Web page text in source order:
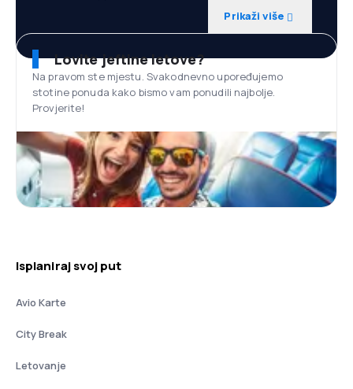
Prikaži više
Lovite jeftine letove?
Na pravom ste mjestu. Svakodnevno upoređujemo
stotine ponuda kako bismo vam ponudili najbolje.
Provjerite!
Isplaniraj svoj put
Avio Karte
City Break
Letovanje